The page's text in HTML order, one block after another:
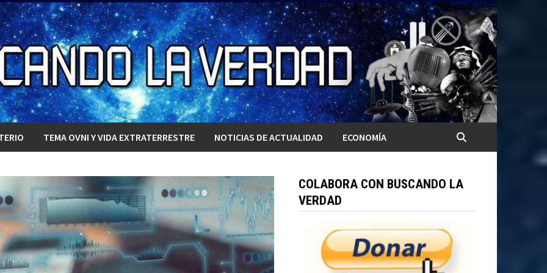
TEMA OVNI Y VIDA EXTRATERRESTRE NOTICIAS DE ACTUALIDAD ECONOMÍA
COLABORA CON BUSCANDO LA
VERDAD